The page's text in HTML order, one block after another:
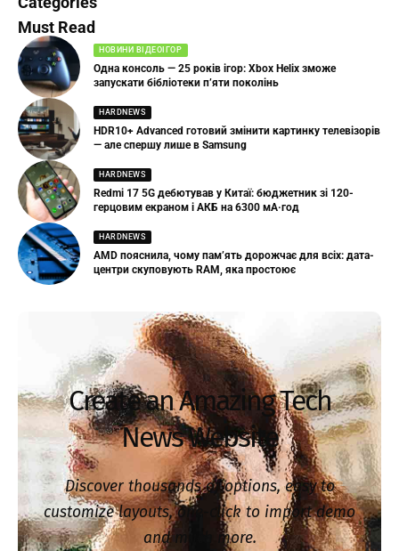
Must Read
НОВИНИ ВІДЕОІГОР
Одна консоль — 25 років ігор: Xbox Helix зможе
запускати бібліотеки п’яти поколінь
HARDNEWS
HDR10+ Advanced готовий змінити картинку телевізорів
— але спершу лише в Samsung
HARDNEWS
Redmi 17 5G дебютував у Китаї: бюджетник зі 120-
герцовим екраном і АКБ на 6300 мА·год
HARDNEWS
AMD пояснила, чому пам’ять дорожчає для всіх: дата-
центри скуповують RAM, яка простоює
Create an Amazing Tech
News Website
Discover thousands of options, easy to
customize layouts, one-click to import demo
and much more.